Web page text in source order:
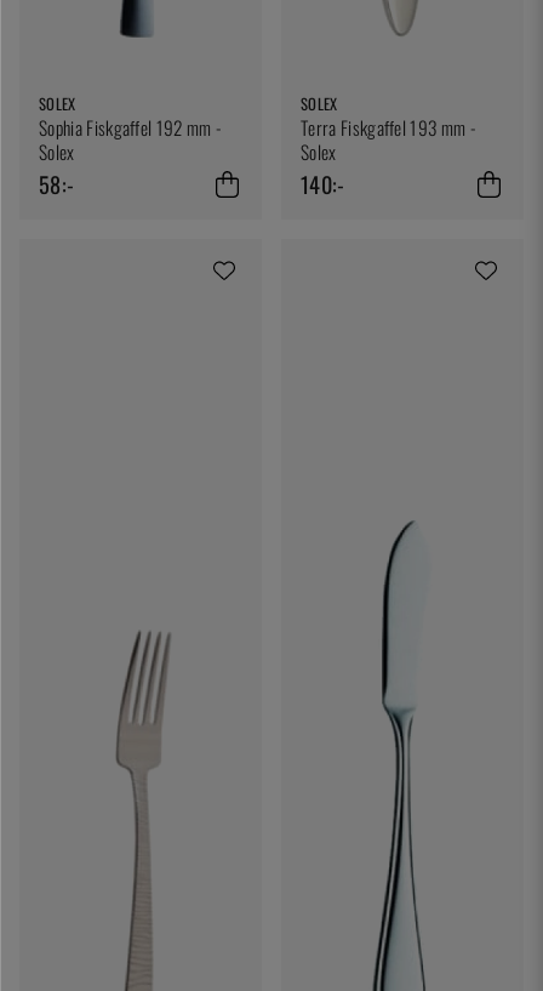
SOLEX
Sophia Fiskgaffel 192 mm -
Solex
58:-
SOLEX
Terra Fiskgaffel 193 mm -
Solex
140:-